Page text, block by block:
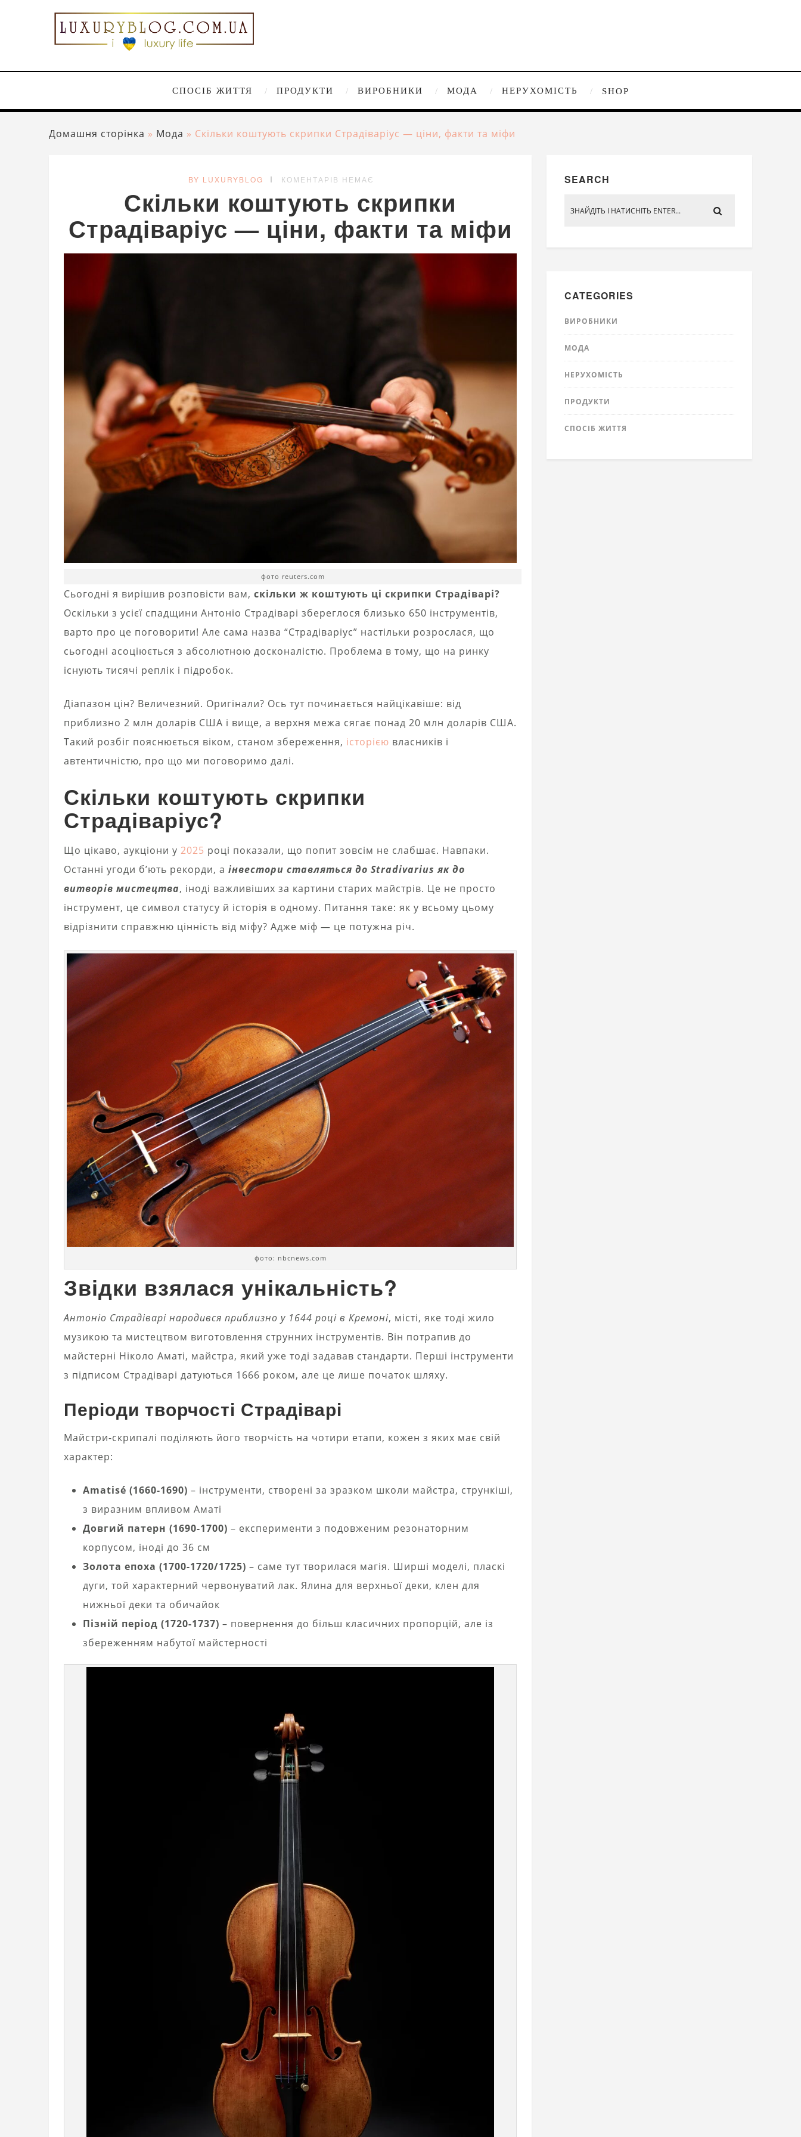
СПОСІБ ЖИТТЯ ПРОДУКТИ ВИРОБНИКИ МОДА НЕРУХОМІСТЬ SHOP
Домашня сторінка » Мода » Скільки коштують скрипки Страдіваріус — ціни, факти та міфи
BY LUXURYBLOG КОМЕНТАРІВ НЕМАЄ
Скільки коштують скрипки
Страдіваріус — ціни, факти та міфи
фото reuters.com
Сьогодні я вирішив розповісти вам, скільки ж коштують ці скрипки Страдіварі?
Оскільки з усієї спадщини Антоніо Страдіварі збереглося близько 650 інструментів,
варто про це поговорити! Але сама назва “Страдіваріус” настільки розрослася, що
сьогодні асоціюється з абсолютною досконалістю. Проблема в тому, що на ринку
існують тисячі реплік і підробок.
Діапазон цін? Величезний. Оригінали? Ось тут починається найцікавіше: від
приблизно 2 млн доларів США і вище, а верхня межа сягає понад 20 млн доларів США.
Такий розбіг пояснюється віком, станом збереження, історією власників і
автентичністю, про що ми поговоримо далі.
Скільки коштують скрипки
Страдіваріус?
Що цікаво, аукціони у 2025 році показали, що попит зовсім не слабшає. Навпаки.
Останні угоди б’ють рекорди, а інвестори ставляться до Stradivarius як до
витворів мистецтва, іноді важливіших за картини старих майстрів. Це не просто
інструмент, це символ статусу й історія в одному. Питання таке: як у всьому цьому
відрізнити справжню цінність від міфу? Адже міф — це потужна річ.
фото: nbcnews.com
Звідки взялася унікальність?
Антоніо Страдіварі народився приблизно у 1644 році в Кремоні, місті, яке тоді жило
музикою та мистецтвом виготовлення струнних інструментів. Він потрапив до
майстерні Ніколо Аматі, майстра, який уже тоді задавав стандарти. Перші інструменти
з підписом Страдіварі датуються 1666 роком, але це лише початок шляху.
Періоди творчості Страдіварі
Майстри-скрипалі поділяють його творчість на чотири етапи, кожен з яких має свій
характер:
Amatisé (1660-1690) – інструменти, створені за зразком школи майстра, стрункіші,
з виразним впливом Аматі
Довгий патерн (1690-1700) – експерименти з подовженим резонаторним
корпусом, іноді до 36 см
Золота епоха (1700-1720/1725) – саме тут творилася магія. Ширші моделі, пласкі
дуги, той характерний червонуватий лак. Ялина для верхньої деки, клен для
нижньої деки та обичайок
Пізній період (1720-1737) – повернення до більш класичних пропорцій, але із
збереженням набутої майстерності
SEARCH
CATEGORIES
ВИРОБНИКИ
МОДА
НЕРУХОМІСТЬ
ПРОДУКТИ
СПОСІБ ЖИТТЯ